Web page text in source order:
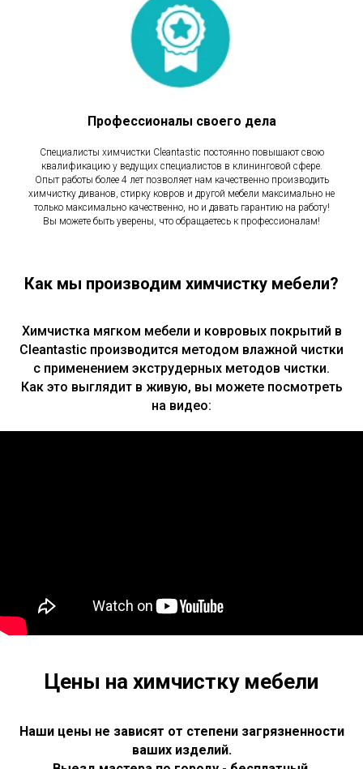
Профессионалы своего дела
Специалисты химчистки Cleantastic постоянно повышают свою
квалификацию у ведущих специалистов в клининговой сфере.
Опыт работы более 4 лет позволяет нам качественно производить
химчистку диванов, стирку ковров и другой мебели максимально не
только максимально качественно, но и давать гарантию на работу!
Вы можете быть уверены, что обращаетесь к профессионалам!
Как мы производим химчистку мебели?
Химчистка мягком мебели и ковровых покрытий в
Cleantastic производится методом влажной чистки
с применением экструдерных методов чистки.
Как это выглядит в живую, вы можете посмотреть
на видео:
Цены на химчистку мебели
Наши цены не зависят от степени загрязненности
ваших изделий.